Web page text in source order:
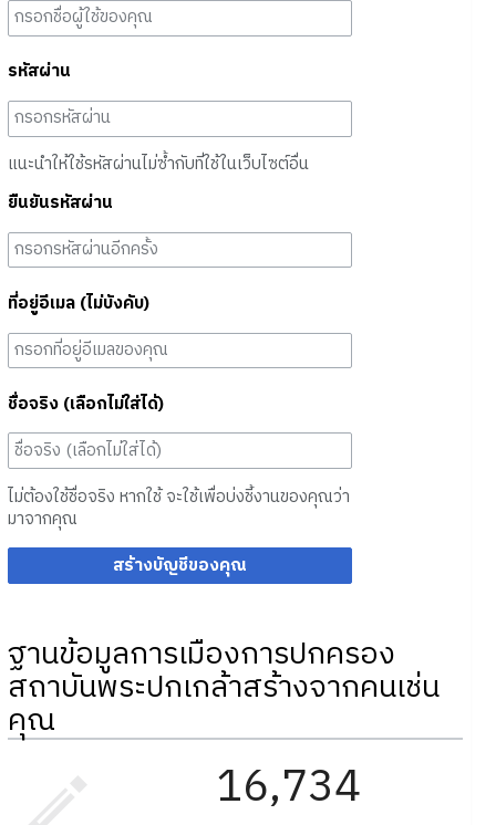
รหัสผ่าน
แนะนำให้ใช้รหัสผ่านไม่ซ้ำกับที่ใช้ในเว็บไซต์อื่น
ยืนยันรหัสผ่าน
ที่อยู่อีเมล (ไม่บังคับ)
ชื่อจริง (เลือกไม่ใส่ได้)
ไม่ต้องใช้ชื่อจริง หากใช้ จะใช้เพื่อบ่งชี้งานของคุณว่า
มาจากคุณ
สร้างบัญชีของคุณ
ฐานข้อมูลการเมืองการปกครอง
สถาบันพระปกเกล้าสร้างจากคนเช่น
คุณ
16,734